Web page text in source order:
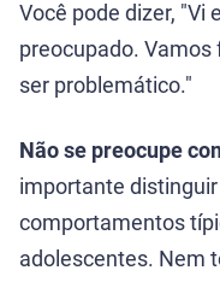
Você pode dizer, "Vi
preocupado. Vamos
ser problemático."
Não se preocupe
importante
comportamentos
adolescentes. Nem